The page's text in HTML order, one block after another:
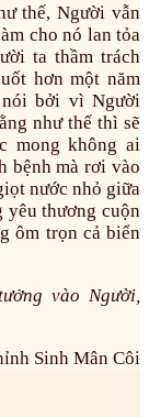
thế, Người vẫn
cho nó lan tỏa
ta thầm trách
hơn một năm
bởi vì Người
như thế thì sẽ
mong không ai
bệnh mà rơi vào
nước nhỏ giữa
yêu thương cuộn
ôm trọn cả biển
vào Người,
Sinh Mân Côi